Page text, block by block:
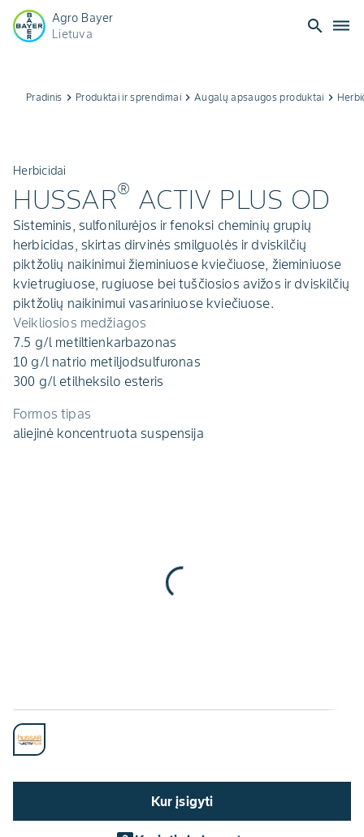
Agro Bayer
Lietuva
search dehaze
Pradinis keyboard_arrow_right Produktai ir sprendimaikeyboard_arrow_right Augalų apsaugos produktai keyboard_arrow_right
Herbicidai
HUSSAR® ACTIV PLUS OD
Sisteminis, sulfonilurėjos ir fenoksi cheminių grupių
herbicidas, skirtas dirvinės smilguolės ir dviskilčių
piktžolių naikinimui žieminiuose kviečiuose, žieminiuose
kvietrugiuose, rugiuose bei tuščiosios avižos ir dviskilčių
piktžolių naikinimui vasariniuose kviečiuose.
Veikliosios medžiagos
7.5 g/l metiltienkarbazonas
10 g/l natrio metiljodsulfuronas
300 g/l etilheksilo esteris
Formos tipas
aliejinė koncentruota suspensija
Kur įsigyti